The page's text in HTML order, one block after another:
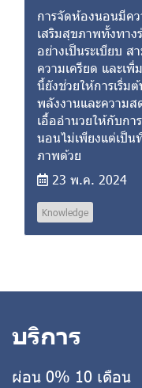
การจัดห้องนอนมีค
เสริมสุขภาพทั้งทา
อย่างเป็นระเบียบ
ความเครียด และเ
นี้ยังช่วยให้การเริ่ม
พลังงานและความ
เอื้ออำนวยให้กับก
นอนไม่เพียงแต่เป็
ภาพด้วย
23 พ.ค. 2024
Knowledge
บริการ
ผ่อน 0% 10 เดือน